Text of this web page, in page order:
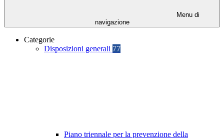
Menu di
navigazione
Categorie
Disposizioni generali 77
Piano triennale per la prevenzione della